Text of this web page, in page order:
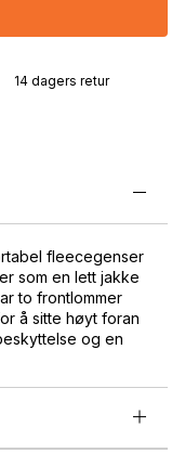
14 dagers retur
fleecegenser
som en lett jakke
to frontlommer
å sitte høyt foran
og en